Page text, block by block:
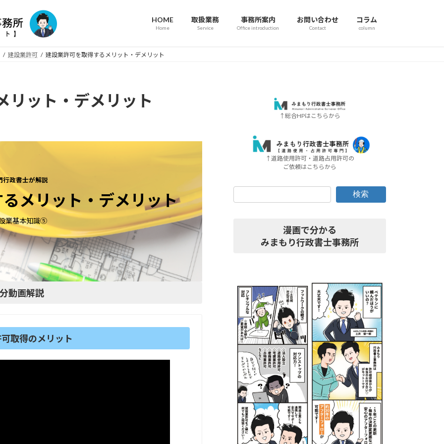
HOME
Home
取扱業務
Service
事務所案内
Office introduction
お問い合わせ
Contact
コラム
column
建設業許可 建設業許可を取得するメリット・デメリット
リット・デメリット
行政書士が解説
メリット・デメリット
業基本知識⑤
動画解説
取得のメリット
↑総合HPはこちらから
↑道路使用許可・道路占用許可の
ご依頼はこちらから
検索
漫画で分かる
みまもり行政書士事務所